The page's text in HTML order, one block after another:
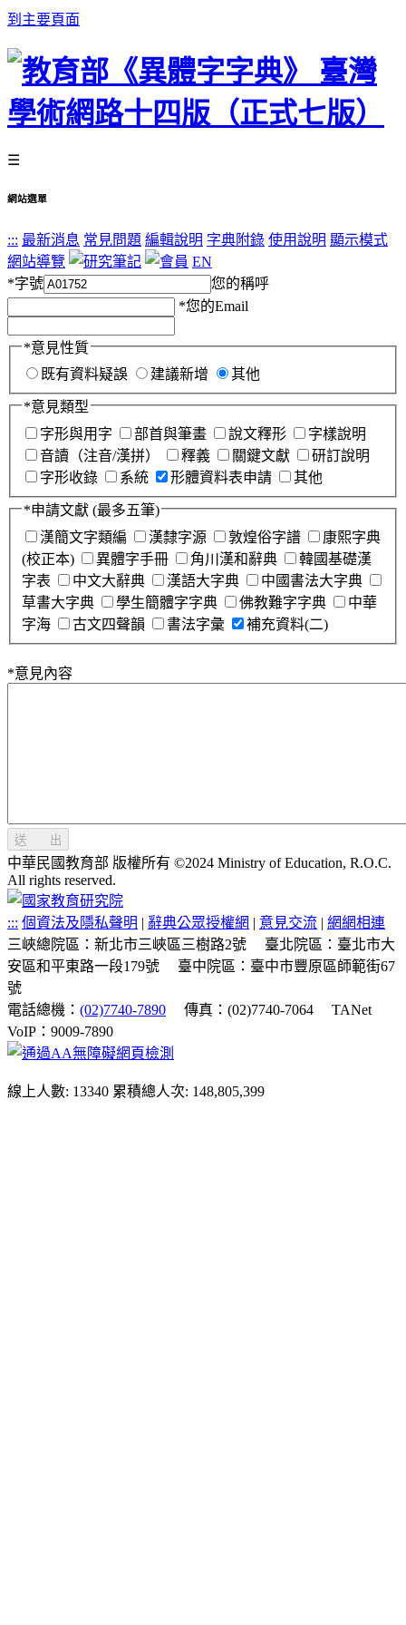
到主要頁面
☰
網站選單
::: 最新消息 常見問題 編輯說明 字典附錄 使用說明 顯示模式
網站導覽
EN
*字號
您的稱呼
*您的Email
*意見性質
既有資料疑誤
建議新增 其他
*意見類型
字形與用字
部首與筆畫 說文釋形
字樣說明
音讀（注音/漢拼）
釋義 關鍵文獻
研訂說明
字形收錄
系統 形體資料表申請 其他
*申請文獻 (最多五筆)
漢簡文字類編
漢隸字源 敦煌俗字譜
康熙字典
(校正本)
異體字手冊 角川漢和辭典
韓國基礎漢
字表
中文大辭典 漢語大字典
中國書法大字典
草書大字典
學生簡體字字典 佛教難字字典
中華
字海
古文四聲韻 書法字彙 補充資料(二)
*意見內容
送 出
中華民國教育部 版權所有 ©2024 Ministry of Education, R.O.C.
All rights reserved.
::: 個資法及隱私聲明 | 辭典公眾授權網 | 意見交流 | 網網相連
三峽總院區：新北市三峽區三樹路2號
臺北院區：臺北市大
安區和平東路一段179號
臺中院區：臺中市豐原區師範街67
號
電話總機： (02)7740-7890 傳真：(02)7740-7064
TANet
VoIP：9009-7890
線上人數: 13340 累積總人次: 148,805,399